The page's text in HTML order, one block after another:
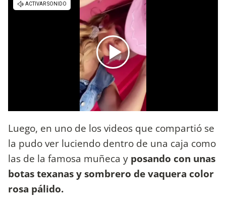
Luego, en uno de los videos que compartió se
la pudo ver luciendo dentro de una caja como
las de la famosa muñeca y posando con unas
botas texanas y sombrero de vaquera color
rosa pálido.